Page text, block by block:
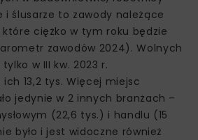
i ślusarze to zawody należące
ciężko w tym roku będzie
zawodów 2024). Wolnych
w III kw. 2023 r.
13,2 tys. Więcej miejsc
jedynie w 2 innych branżach –
(22,6 tys.) i handlu (15
było i jest widoczne również